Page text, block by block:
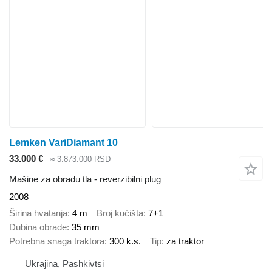
Lemken VariDiamant 10
33.000 €
≈ 3.873.000 RSD
Mašine za obradu tla - reverzibilni plug
2008
Širina hvatanja 4 m Broj kućišta 7+1
Dubina obrade 35 mm
Potrebna snaga traktora 300 k.s. Tip za traktor
Ukrajina, Pashkivtsi